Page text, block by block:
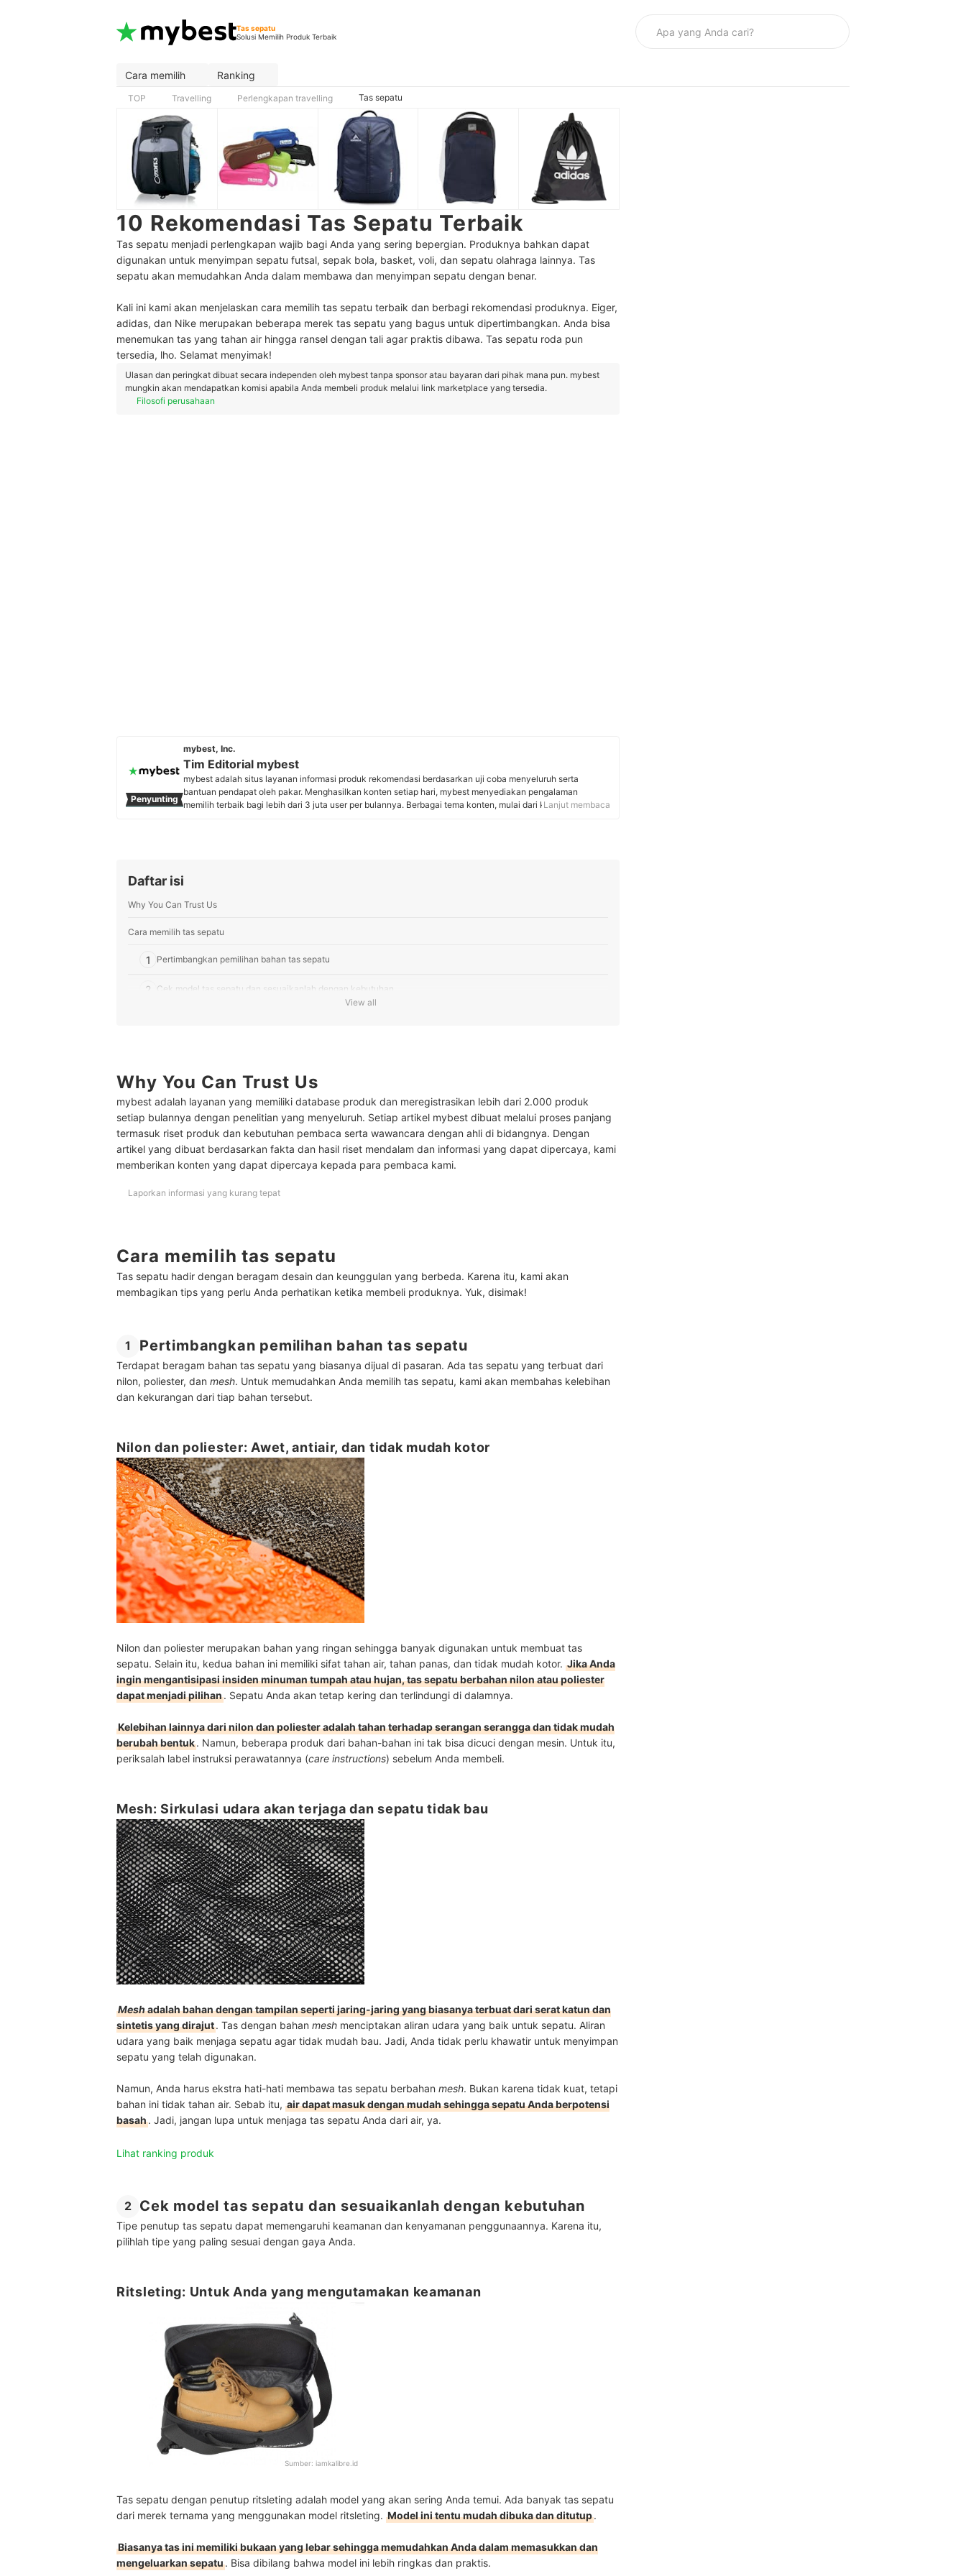
Tas sepatu
Solusi Memilih Produk Terbaik
Cara memilih Ranking
TOP Travelling Perlengkapan travelling Tas sepatu
10 Rekomendasi Tas Sepatu Terbaik
Tas sepatu menjadi perlengkapan wajib bagi Anda yang sering bepergian. Produknya bahkan dapat
digunakan untuk menyimpan sepatu futsal, sepak bola, basket, voli, dan sepatu olahraga lainnya. Tas
sepatu akan memudahkan Anda dalam membawa dan menyimpan sepatu dengan benar.
Kali ini kami akan menjelaskan cara memilih tas sepatu terbaik dan berbagi rekomendasi produknya. Eiger,
adidas, dan Nike merupakan beberapa merek tas sepatu yang bagus untuk dipertimbangkan. Anda bisa
menemukan tas yang tahan air hingga ransel dengan tali agar praktis dibawa. Tas sepatu roda pun
tersedia, lho. Selamat menyimak!
Ulasan dan peringkat dibuat secara independen oleh mybest tanpa sponsor atau bayaran dari pihak mana pun. mybest
mungkin akan mendapatkan komisi apabila Anda membeli produk melalui link marketplace yang tersedia.
Filosofi perusahaan
Penyunting
mybest, Inc.
Tim Editorial mybest
mybest adalah situs layanan informasi produk rekomendasi berdasarkan uji coba menyeluruh serta
bantuan pendapat oleh pakar. Menghasilkan konten setiap hari, mybest menyediakan pengalaman
memilih terbaik bagi lebih dari 3 juta user per bulannya. Berbagai tema konten, mulai dari kosmetik,
Lanjut membaca
Daftar isi
Why You Can Trust Us
Cara memilih tas sepatu
1 Pertimbangkan pemilihan bahan tas sepatu
2 Cek model tas sepatu dan sesuaikanlah dengan kebutuhan
Baca juga rekomendasi perlengkapan untuk traveling lainnya di sini
View all
Why You Can Trust Us
mybest adalah layanan yang memiliki database produk dan meregistrasikan lebih dari 2.000 produk
setiap bulannya dengan penelitian yang menyeluruh. Setiap artikel mybest dibuat melalui proses panjang
termasuk riset produk dan kebutuhan pembaca serta wawancara dengan ahli di bidangnya. Dengan
artikel yang dibuat berdasarkan fakta dan hasil riset mendalam dan informasi yang dapat dipercaya, kami
memberikan konten yang dapat dipercaya kepada para pembaca kami.
Laporkan informasi yang kurang tepat
Cara memilih tas sepatu
Tas sepatu hadir dengan beragam desain dan keunggulan yang berbeda. Karena itu, kami akan
membagikan tips yang perlu Anda perhatikan ketika membeli produknya. Yuk, disimak!
1 Pertimbangkan pemilihan bahan tas sepatu
Terdapat beragam bahan tas sepatu yang biasanya dijual di pasaran. Ada tas sepatu yang terbuat dari
nilon, poliester, dan mesh. Untuk memudahkan Anda memilih tas sepatu, kami akan membahas kelebihan
dan kekurangan dari tiap bahan tersebut.
Nilon dan poliester: Awet, antiair, dan tidak mudah kotor
Nilon dan poliester merupakan bahan yang ringan sehingga banyak digunakan untuk membuat tas
sepatu. Selain itu, kedua bahan ini memiliki sifat tahan air, tahan panas, dan tidak mudah kotor. Jika Anda
ingin mengantisipasi insiden minuman tumpah atau hujan, tas sepatu berbahan nilon atau poliester
dapat menjadi pilihan. Sepatu Anda akan tetap kering dan terlindungi di dalamnya.
Kelebihan lainnya dari nilon dan poliester adalah tahan terhadap serangan serangga dan tidak mudah
berubah bentuk. Namun, beberapa produk dari bahan-bahan ini tak bisa dicuci dengan mesin. Untuk itu,
periksalah label instruksi perawatannya (care instructions) sebelum Anda membeli.
Mesh: Sirkulasi udara akan terjaga dan sepatu tidak bau
Meshadalah bahan dengan tampilan seperti jaring-jaring yang biasanya terbuat dari serat katun dan
sintetis yang dirajut. Tas dengan bahan mesh menciptakan aliran udara yang baik untuk sepatu. Aliran
udara yang baik menjaga sepatu agar tidak mudah bau. Jadi, Anda tidak perlu khawatir untuk menyimpan
sepatu yang telah digunakan.
Namun, Anda harus ekstra hati-hati membawa tas sepatu berbahan mesh. Bukan karena tidak kuat, tetapi
bahan ini tidak tahan air. Sebab itu, air dapat masuk dengan mudah sehingga sepatu Anda berpotensi
basah. Jadi, jangan lupa untuk menjaga tas sepatu Anda dari air, ya.
Lihat ranking produk
2 Cek model tas sepatu dan sesuaikanlah dengan kebutuhan
Tipe penutup tas sepatu dapat memengaruhi keamanan dan kenyamanan penggunaannya. Karena itu,
pilihlah tipe yang paling sesuai dengan gaya Anda.
Ritsleting: Untuk Anda yang mengutamakan keamanan
Sumber: iamkalibre.id
Tas sepatu dengan penutup ritsleting adalah model yang akan sering Anda temui. Ada banyak tas sepatu
dari merek ternama yang menggunakan model ritsleting. Model ini tentu mudah dibuka dan ditutup.
Biasanya tas ini memiliki bukaan yang lebar sehingga memudahkan Anda dalam memasukkan dan
mengeluarkan sepatu. Bisa dibilang bahwa model ini lebih ringkas dan praktis.